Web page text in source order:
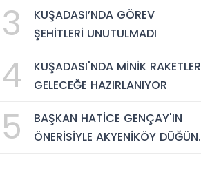
3
KUŞADASI’NDA GÖREV
ŞEHİTLERİ UNUTULMADI
4
KUŞADASI'NDA MİNİK RAKETLER
GELECEĞE HAZIRLANIYOR
5
BAŞKAN HATİCE GENÇAY'IN
ÖNERİSİYLE AKYENİKÖY DÜĞÜN